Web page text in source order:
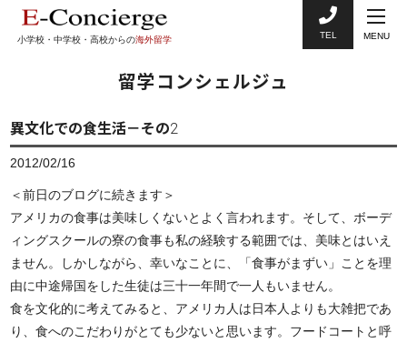
小学校・中学校・高校からの海外留学 TEL MENU
留学コンシェルジュ
異文化での食生活－その2
2012/02/16
＜前日のブログに続きます＞
アメリカの食事は美味しくないとよく言われます。そして、ボーデ
ィングスクールの寮の食事も私の経験する範囲では、美味とはいえ
ません。しかしながら、幸いなことに、「食事がまずい」ことを理
由に中途帰国をした生徒は三十一年間で一人もいません。
食を文化的に考えてみると、アメリカ人は日本人よりも大雑把であ
り、食へのこだわりがとても少ないと思います。フードコートと呼